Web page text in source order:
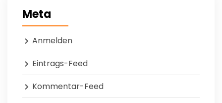
Meta
Anmelden
Eintrags-Feed
Kommentar-Feed